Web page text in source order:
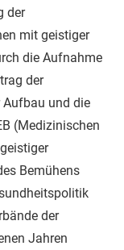
der
mit geistiger
die Aufnahme
der
Aufbau und die
(Medizinischen
Bemühens
der
Jahren